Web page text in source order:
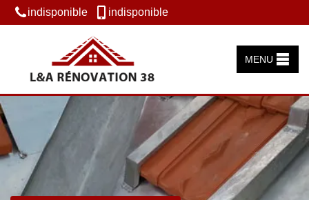
indisponible indisponible
MENU